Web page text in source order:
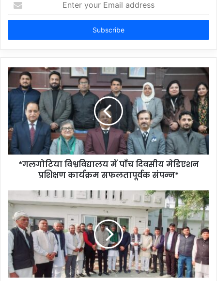
your
Email
*गलगोटिया विश्वविद्यालय में पाँच दिवसीय मेडिएशन
प्रशिक्षण कार्यक्रम सफलतापूर्वक संपन्न*